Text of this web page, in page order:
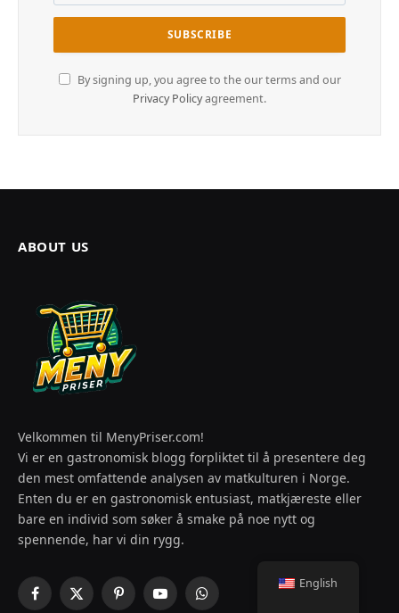
By signing up, you agree to the our terms and our
Privacy Policyagreement.
ABOUT US
Velkommen til MenyPriser.com!
Vi er en gastronomisk blogg forpliktet til å presentere deg
den mest omfattende analysen av matkulturen i Norge.
Enten du er en gastronomisk entusiast, matkjæreste eller
bare en individ som søker å smake på noe nytt og
spennende, har vi din rygg.
Facebook
X
PinterestYouTubeWhatsApp
English